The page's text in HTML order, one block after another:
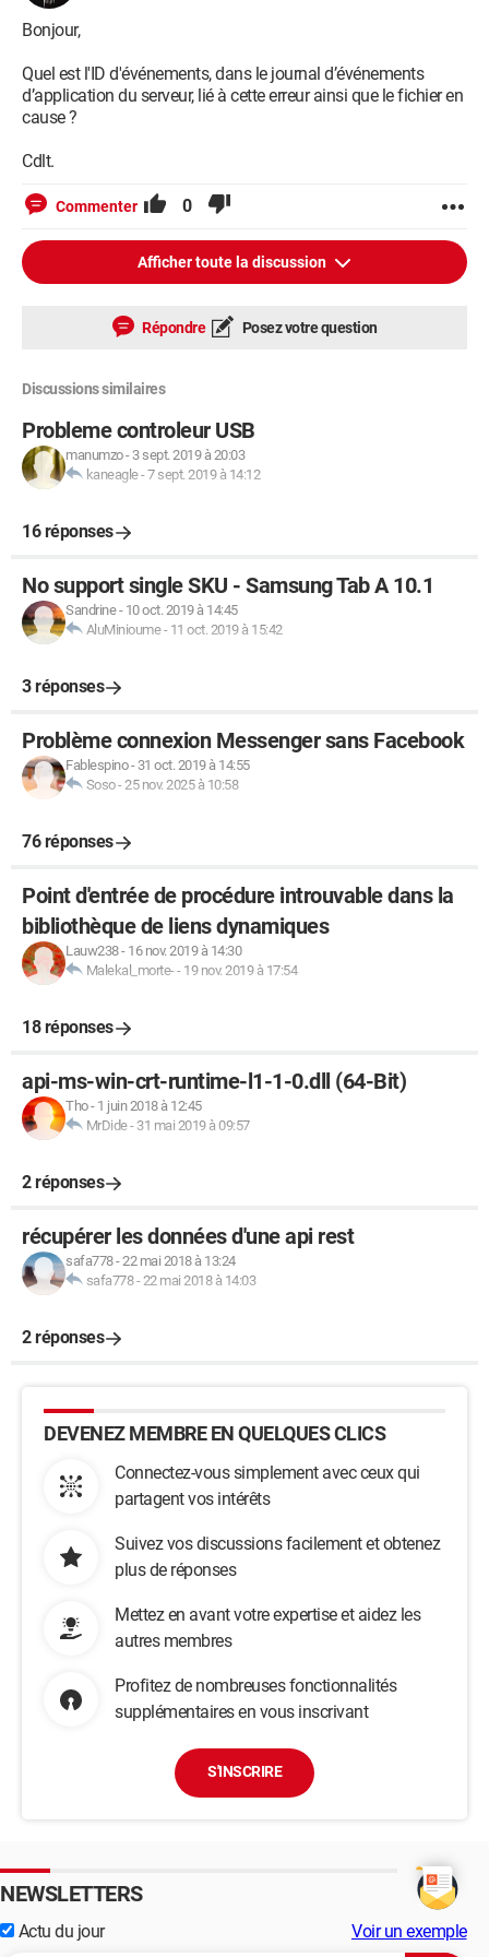
Object[] args)
à
p.ServerCleanupWizard.OnCleanupComplete(Object sender,
PerformCleanupCompletedEventArgs e)
rien. Je précise que je suis sur un Windows server 2012
Voila voila, si quelqu'un à une solution, je suis preneur. Si ça
Cordialement,
Bonjour,
Quel est l'ID d'événements, dans le journal d’événements
d’application du serveur, lié à cette erreur ainsi que le fichier en
cause ?
Cdlt.
Commenter 0
Afficher toute la discussion
Répondre Posez votre question
Discussions similaires
Probleme controleur USB
manumzo- 3 sept. 2019 à 20:03
kaneagle-7 sept. 2019 à 14:12
16 réponses
No support single SKU - Samsung Tab A 10.1
Sandrine- 10 oct. 2019 à 14:45
AluMinioume- 11 oct. 2019 à 15:42
3 réponses
Problème connexion Messenger sans Facebook
Fablespino- 31 oct. 2019 à 14:55
Soso-25 nov. 2025 à 10:58
76 réponses
Point d'entrée de procédure introuvable dans la
bibliothèque de liens dynamiques
Lauw238- 16 nov. 2019 à 14:30
Malekal_morte-- 19 nov. 2019 à 17:54
18 réponses
api-ms-win-crt-runtime-l1-1-0.dll (64-Bit)
Tho- 1 juin 2018 à 12:45
MrDide- 31 mai 2019 à 09:57
2 réponses
récupérer les données d'une api rest
safa778-22 mai 2018 à 13:24
safa778-22 mai 2018 à 14:03
2 réponses
DEVENEZ MEMBRE EN QUELQUES CLICS
Connectez-vous simplement avec ceux qui
partagent vos intérêts
Suivez vos discussions facilement et obtenez
plus de réponses
Mettez en avant votre expertise et aidez les
autres membres
Profitez de nombreuses fonctionnalités
supplémentaires en vous inscrivant
S'INSCRIRE
NEWSLETTERS
Actu du jour Voir un exemple